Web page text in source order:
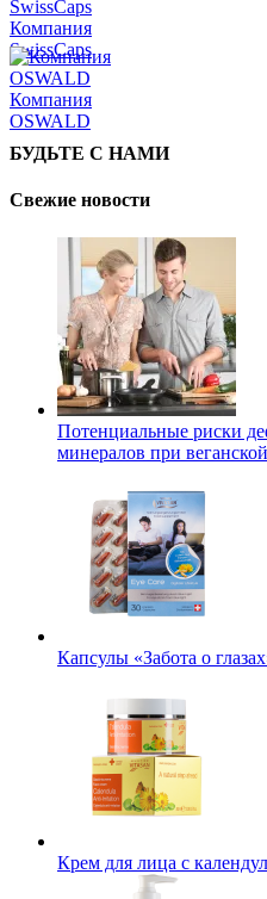
Компания
SwissCaps
Компания
OSWALD
БУДЬТЕ С НАМИ
Свежие новости
Потенциальные риски
минералов при
Капсулы «Забота о
Крем для лица с